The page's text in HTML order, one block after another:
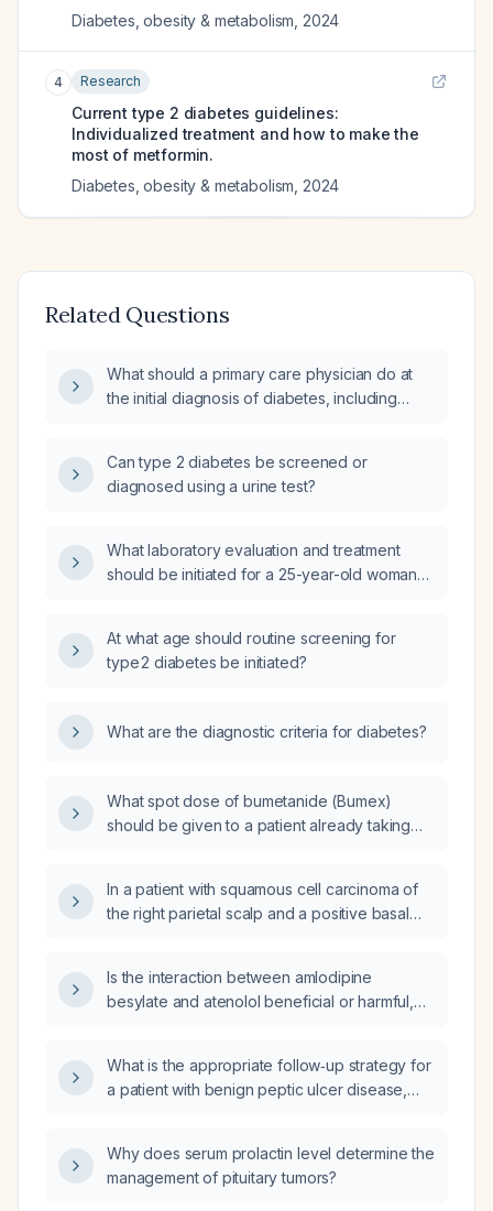
Diabetes, obesity & metabolism 2024
4 Research
Current type 2 diabetes guidelines:
Individualized treatment and how to make the
most of metformin.
Diabetes, obesity & metabolism 2024
Related Questions
What should a primary care physician do at
the initial diagnosis of diabetes, including
Can type 2 diabetes be screened or
diagnosed using a urine test?
What laboratory evaluation and treatment
should be initiated for a 25-year-old woman
At what age should routine screening for
type 2 diabetes be initiated?
What are the diagnostic criteria for diabetes?
What spot dose of bumetanide (Bumex)
should be given to a patient already taking
In a patient with squamous cell carcinoma of
the right parietal scalp and a positive basal
Is the interaction between amlodipine
besylate and atenolol beneficial or harmful,
What is the appropriate follow‑up strategy for
a patient with benign peptic ulcer disease,
repeat endoscopy?
Why does serum prolactin level determine the
management of pituitary tumors?